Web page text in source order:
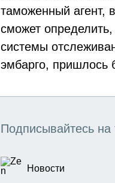
таможенный агент,
сможет
системы
эмбарго, пришлось
Подписывайтесь на
Новости